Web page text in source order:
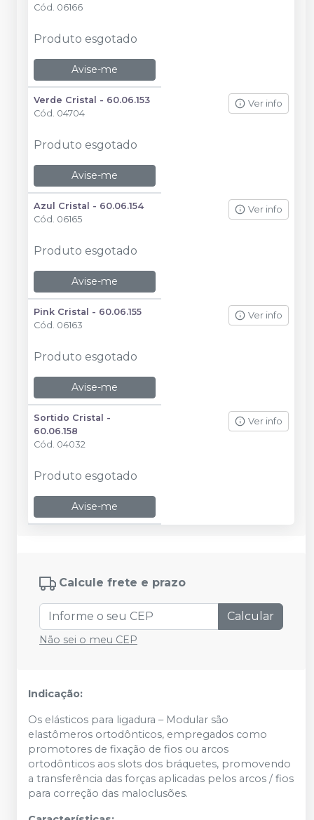
Cód. 06166
Produto esgotado
Avise-me
Verde Cristal - 60.06.153
Cód. 04704
Ver info
Produto esgotado
Avise-me
Azul Cristal - 60.06.154
Cód. 06165
Ver info
Produto esgotado
Avise-me
Pink Cristal - 60.06.155
Cód. 06163
Ver info
Produto esgotado
Avise-me
Sortido Cristal -
60.06.158
Cód. 04032
Ver info
Produto esgotado
Avise-me
Calcule frete e prazo
Calcular
Não sei o meu CEP
Indicação:
Os elásticos para ligadura – Modular são
elastômeros ortodônticos, empregados como
promotores de fixação de fios ou arcos
ortodônticos aos slots dos bráquetes, promovendo
a transferência das forças aplicadas pelos arcos / fios
para correção das maloclusões.